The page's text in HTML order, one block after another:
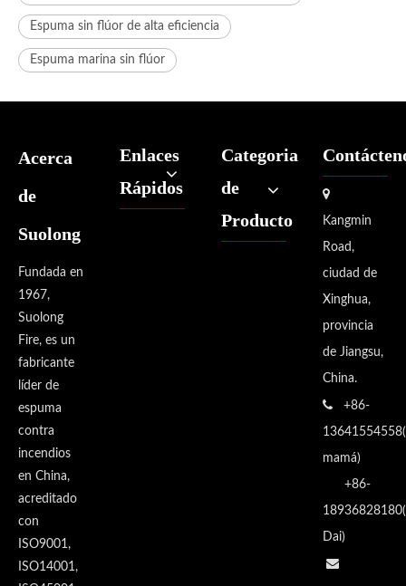
Espuma sin flúor de alta eficiencia
Espuma marina sin flúor
Acerca
de
Suolong
Fundada en
1967,
Suolong
Fire, es un
fabricante
líder de
espuma
contra
incendios
en China,
acreditado
con
ISO9001,
ISO14001,
Enlaces
Rápidos
Categoria
de
Producto

Kangmin
Road,
ciudad de
Xinghua,
provincia
de Jiangsu,
China.
 +86-
mamá)
+86-
Dai)
